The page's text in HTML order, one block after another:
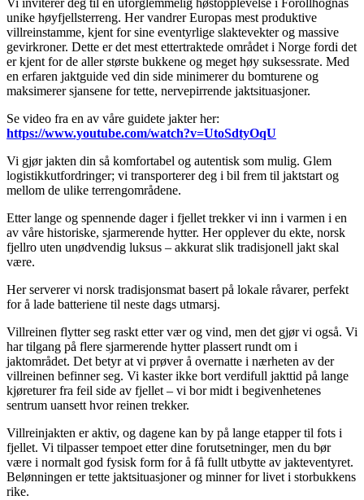
Vi inviterer deg til en uforglemmelig høstopplevelse i Forollhognas
unike høyfjellsterreng. Her vandrer Europas mest produktive
villreinstamme, kjent for sine eventyrlige slaktevekter og massive
gevirkroner. Dette er det mest ettertraktede området i Norge fordi det
er kjent for de aller største bukkene og meget høy suksessrate. Med
en erfaren jaktguide ved din side minimerer du bomturene og
maksimerer sjansene for tette, nervepirrende jaktsituasjoner.
Se video fra en av våre guidete jakter her:
https://www.youtube.com/watch?v=UtoSdtyOqU
Vi gjør jakten din så komfortabel og autentisk som mulig. Glem
logistikkutfordringer; vi transporterer deg i bil frem til jaktstart og
mellom de ulike terrengområdene.
Etter lange og spennende dager i fjellet trekker vi inn i varmen i en
av våre historiske, sjarmerende hytter. Her opplever du ekte, norsk
fjellro uten unødvendig luksus – akkurat slik tradisjonell jakt skal
være.
Her serverer vi norsk tradisjonsmat basert på lokale råvarer, perfekt
for å lade batteriene til neste dags utmarsj.
Villreinen flytter seg raskt etter vær og vind, men det gjør vi også. Vi
har tilgang på flere sjarmerende hytter plassert rundt om i
jaktområdet. Det betyr at vi prøver å overnatte i nærheten av der
villreinen befinner seg. Vi kaster ikke bort verdifull jakttid på lange
kjøreturer fra feil side av fjellet – vi bor midt i begivenhetenes
sentrum uansett hvor reinen trekker.
Villreinjakten er aktiv, og dagene kan by på lange etapper til fots i
fjellet. Vi tilpasser tempoet etter dine forutsetninger, men du bør
være i normalt god fysisk form for å få fullt utbytte av jakteventyret.
Belønningen er tette jaktsituasjoner og minner for livet i storbukkens
rike.